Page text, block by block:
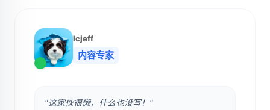
lcjeff
内容专家
"这家伙很懒，什么也没写！"